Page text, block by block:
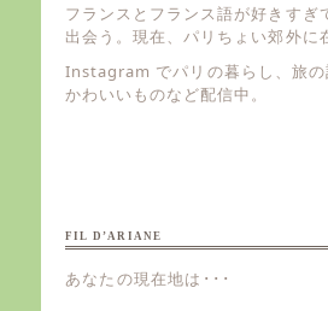
フランスとフランス語が好きすぎ
出会う。現在、パリちょい郊外に
Instagram でパリの暮らし、旅の
かわいいものなど配信中。
FIL D’ARIANE
あなたの現在地は･･･